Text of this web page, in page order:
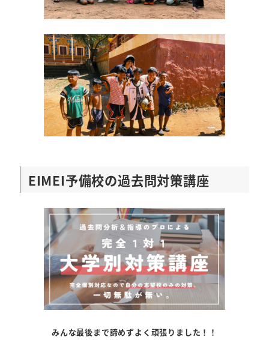
EIMEI予備校の過去問対策講座
みんな最後まで諦めずよく頑張りました！！